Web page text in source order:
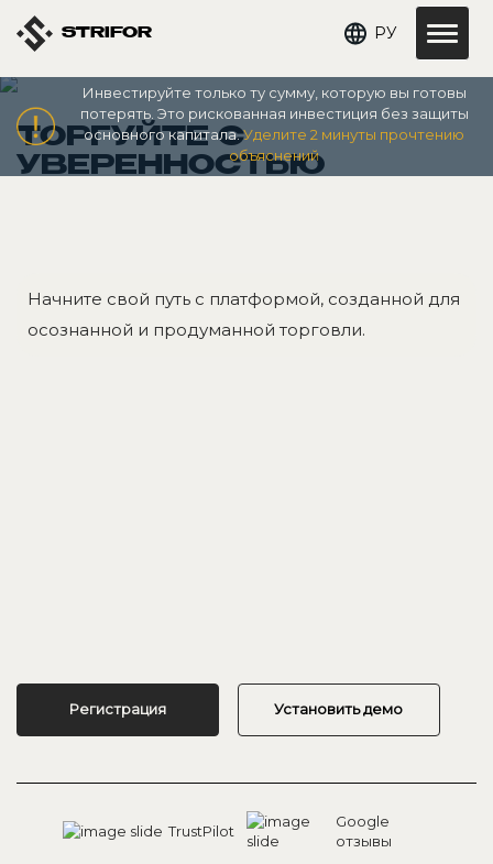
STRIFOR РУ
Инвестируйте только ту сумму, которую вы готовы
потерять. Это рискованная инвестиция без защиты
основного капитала.Уделите 2 минуты прочтению
объяснений
ТОРГУЙТЕ С
УВЕРЕННОСТЬЮ
Начните свой путь с платформой, созданной для
осознанной и продуманной торговли.
Регистрация Установить демо
TrustPilot
Google
отзывы